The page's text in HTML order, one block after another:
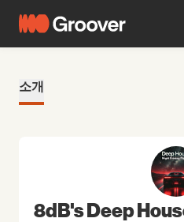
소개
8dB's Deep